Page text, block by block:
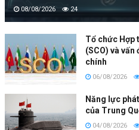
08/08/2026 24
Tổ chức Hợp
(SCO) và vấn
chính
06/08/2026
Năng lực
của Trung
04/08/2026